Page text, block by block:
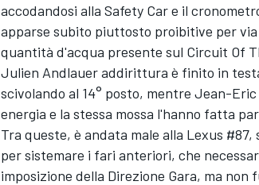
accodandosi alla Safety Car e il
apparse subito piuttosto proibitive per
quantità d'acqua presente sul Circuit Of
Julien Andlauer addirittura è finito in
scivolando al 14° posto, mentre Jean-
energia e la stessa mossa l'hanno fatta
Tra queste, è andata male alla Lexus
per sistemare i fari anteriori, che
imposizione della Direzione Gara, ma non